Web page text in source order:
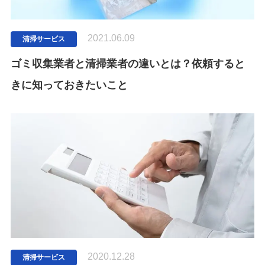
清掃サービス 2021.06.09
ゴミ収集業者と清掃業者の違いとは？依頼すると
きに知っておきたいこと
清掃サービス 2020.12.28